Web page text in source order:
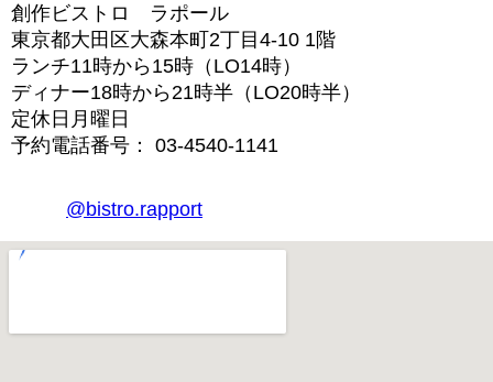
創作ビストロ ラポール
東京都大田区大森本町2丁目4-10 1階
ランチ11時から15時（LO14時）
ディナー18時から21時半（LO20時半）
定休日月曜日
予約電話番号： 03-4540-1141
@bistro.rapport